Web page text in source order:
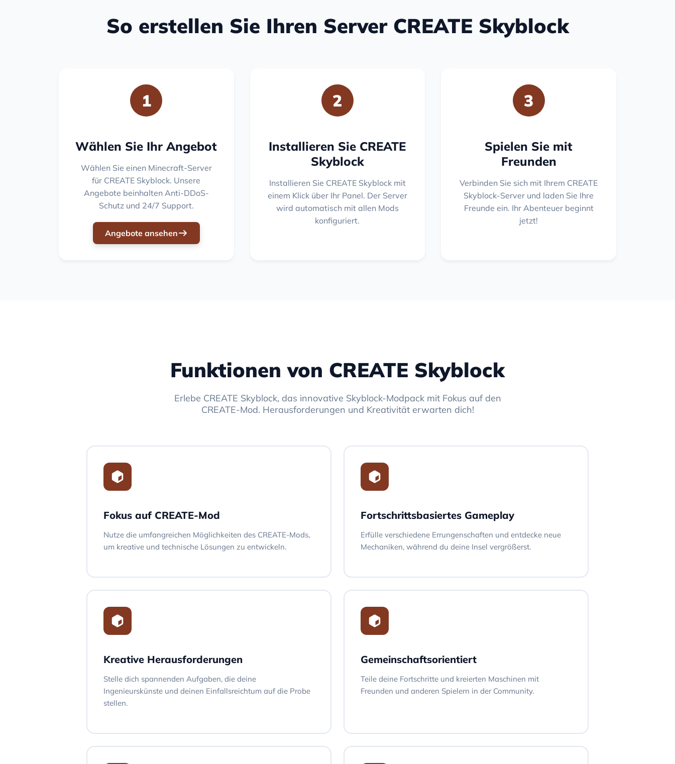
So erstellen Sie Ihren Server CREATE Skyblock
1
Wählen Sie Ihr Angebot
Wählen Sie einen Minecraft-Server
für CREATE Skyblock. Unsere
Angebote beinhalten Anti-DDoS-
Schutz und 24/7 Support.
Angebote ansehen
2
Installieren Sie CREATE
Skyblock
Installieren Sie CREATE Skyblock mit
einem Klick über Ihr Panel. Der Server
wird automatisch mit allen Mods
konfiguriert.
3
Spielen Sie mit
Freunden
Verbinden Sie sich mit Ihrem CREATE
Skyblock-Server und laden Sie Ihre
Freunde ein. Ihr Abenteuer beginnt
jetzt!
Funktionen von CREATE Skyblock
Erlebe CREATE Skyblock, das innovative Skyblock-Modpack mit Fokus auf den
CREATE-Mod. Herausforderungen und Kreativität erwarten dich!
Fokus auf CREATE-Mod
Nutze die umfangreichen Möglichkeiten des CREATE-Mods,
um kreative und technische Lösungen zu entwickeln.
Fortschrittsbasiertes Gameplay
Erfülle verschiedene Errungenschaften und entdecke neue
Mechaniken, während du deine Insel vergrößerst.
Kreative Herausforderungen
Stelle dich spannenden Aufgaben, die deine
Ingenieurskünste und deinen Einfallsreichtum auf die Probe
stellen.
Gemeinschaftsorientiert
Teile deine Fortschritte und kreierten Maschinen mit
Freunden und anderen Spielern in der Community.